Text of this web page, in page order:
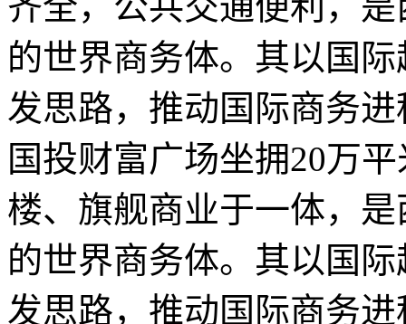
的世界商务体。其以国
发思路，推动国际商务
国投财富广场坐拥20万
楼、旗舰商业于一体，
的世界商务体。其以国
发思路，推动国际商务